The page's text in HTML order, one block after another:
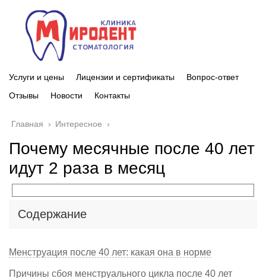
Услуги и цены Лицензии и сертификаты
Вопрос-ответ
Отзывы
Новости Контакты
Главная › Интересное ›
Почему месячные после 40 лет
идут 2 раза в месяц
Содержание
Менструация после 40 лет: какая она в норме
Причины сбоя менструального цикла после 40 лет